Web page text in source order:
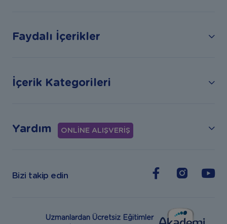
Faydalı İçerikler
İçerik Kategorileri
Yardım ONLİNE ALIŞVERİŞ
Bizi takip edin
Uzmanlardan Ücretsiz Eğitimler